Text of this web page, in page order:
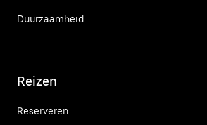
Duurzaamheid
Reizen
Reserveren